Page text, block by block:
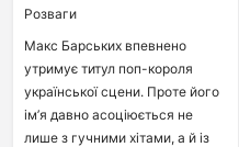
Розваги
Макс Барських впевнено
утримує титул поп-короля
української сцени. Проте його
ім’я давно асоціюється не
лише з гучними хітами, а й із